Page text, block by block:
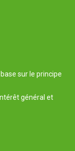
sur le principe
général et